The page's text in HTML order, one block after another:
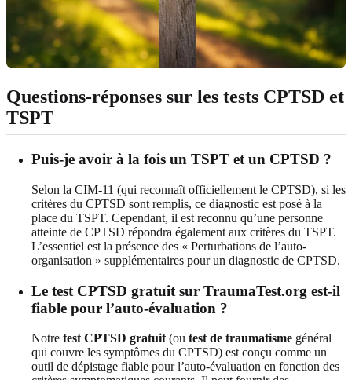
Questions-réponses sur les tests CPTSD et
TSPT
Puis-je avoir à la fois un TSPT et un CPTSD ?
Selon la CIM-11 (qui reconnaît officiellement le CPTSD), si les
critères du CPTSD sont remplis, ce diagnostic est posé à la
place du TSPT. Cependant, il est reconnu qu’une personne
atteinte de CPTSD répondra également aux critères du TSPT.
L’essentiel est la présence des « Perturbations de l’auto-
organisation » supplémentaires pour un diagnostic de CPTSD.
Le test CPTSD gratuit sur TraumaTest.org est-il
fiable pour l’auto-évaluation ?
Notre test CPTSD gratuit (ou test de traumatisme général
qui couvre les symptômes du CPTSD) est conçu comme un
outil de dépistage fiable pour l’auto-évaluation en fonction des